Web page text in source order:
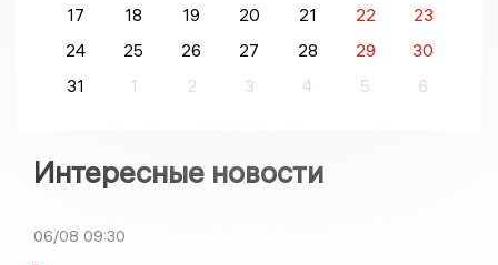
17
18 19 20 21 22
23
24
25 26 27 28 29
30
31
1 2 3 4 5 6
Интересные новости
06/08 09:30